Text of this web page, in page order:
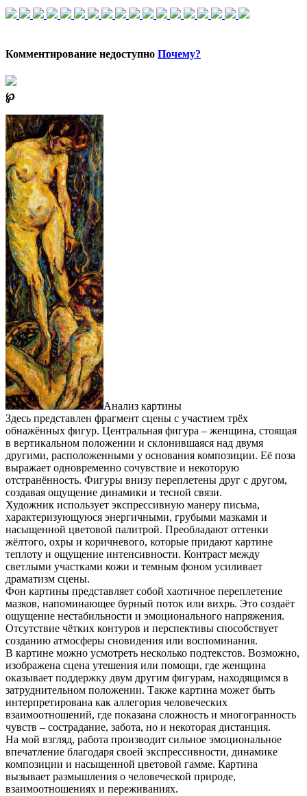
Комментирование недоступно Почему?
℘
Анализ картины
Здесь представлен фрагмент сцены с участием трёх
обнажённых фигур. Центральная фигура – женщина, стоящая
в вертикальном положении и склонившаяся над двумя
другими, расположенными у основания композиции. Её поза
выражает одновременно сочувствие и некоторую
отстранённость. Фигуры внизу переплетены друг с другом,
создавая ощущение динамики и тесной связи.
Художник использует экспрессивную манеру письма,
характеризующуюся энергичными, грубыми мазками и
насыщенной цветовой палитрой. Преобладают оттенки
жёлтого, охры и коричневого, которые придают картине
теплоту и ощущение интенсивности. Контраст между
светлыми участками кожи и темным фоном усиливает
драматизм сцены.
Фон картины представляет собой хаотичное переплетение
мазков, напоминающее бурный поток или вихрь. Это создаёт
ощущение нестабильности и эмоционального напряжения.
Отсутствие чётких контуров и перспективы способствует
созданию атмосферы сновидения или воспоминания.
В картине можно усмотреть несколько подтекстов. Возможно,
изображена сцена утешения или помощи, где женщина
оказывает поддержку двум другим фигурам, находящимся в
затруднительном положении. Также картина может быть
интерпретирована как аллегория человеческих
взаимоотношений, где показана сложность и многогранность
чувств – сострадание, забота, но и некоторая дистанция.
На мой взгляд, работа производит сильное эмоциональное
впечатление благодаря своей экспрессивности, динамике
композиции и насыщенной цветовой гамме. Картина
вызывает размышления о человеческой природе,
взаимоотношениях и переживаниях.